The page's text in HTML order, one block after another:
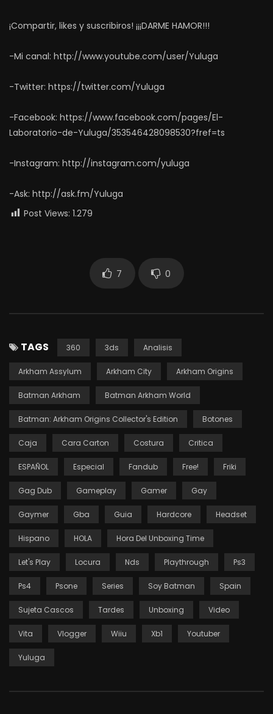
¡Compartir, likes y suscribiros! ¡¡¡DARME HAMOR!!!
-Mi canal: http://www.youtube.com/user/Yuluga
-Twitter: https://twitter.com/Yuluga
-Facebook: https://www.facebook.com/pages/El-
Laboratorio-de-Yuluga/353546428098530?fref=ts
-Instagram: http://instagram.com/yuluga
-Ask: http://ask.fm/Yuluga
Post Views: 1.279
7 0
TAGS 360 3ds Analisis
Arkham Assylum Arkham City Arkham Origins
Batman Arkham Batman Arkham World
Batman: Arkham Origins Collector's Edition Botones
Caja Cara Carton Costura Critica
ESPAÑOL Especial Fandub Free! Friki
Gag Dub Gameplay Gamer Gay
Gaymer Gba Guia Hardcore Headset
Hispano HOLA Hora Del Unboxing Time
Let's Play Locura Nds Playthrough Ps3
Ps4 Psone Series Soy Batman Spain
Sujeta Cascos Tardes Unboxing Video
Vita Vlogger Wiiu Xb1 Youtuber
Yuluga